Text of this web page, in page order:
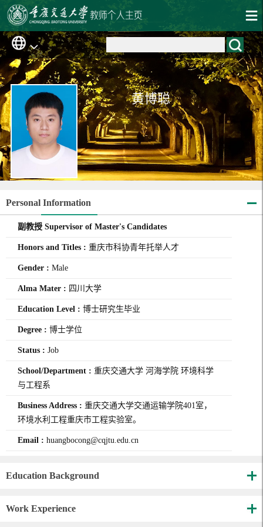
黄博聪
Personal Information
副教授 Supervisor of Master's Candidates
Honors and Titles : 重庆市科协青年托举人才
Gender : Male
Alma Mater : 四川大学
Education Level : 博士研究生毕业
Degree : 博士学位
Status : Job
School/Department : 重庆交通大学 河海学院 环境科学
与工程系
Business Address : 重庆交通大学交通运输学院401室，
环境水利工程重庆市工程实验室。
Email : huangbocong@cqjtu.edu.cn
Education Background
Work Experience